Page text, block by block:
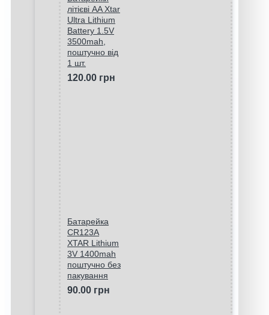
літієві AA Xtar
Ultra Lithium
Battery 1.5V
3500mah,
поштучно від
1 шт.
120.00 грн
Батарейка
CR123A
XTAR Lithium
3V 1400mah
поштучно без
пакування
90.00 грн